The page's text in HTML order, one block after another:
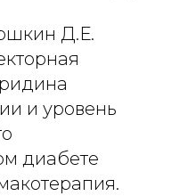
Д.Е.
и уровень
диабете